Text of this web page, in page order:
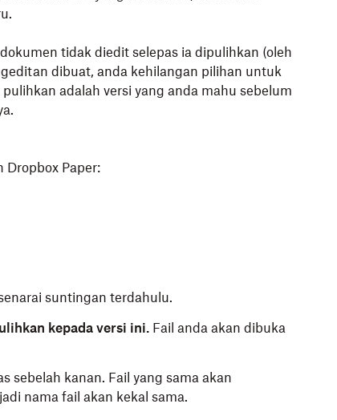
tidak diedit selepas ia dipulihkan (oleh
dibuat, anda kehilangan pilihan untuk
adalah versi yang anda mahu sebelum
Paper:
suntingan terdahulu.
kepada versi ini. Fail anda akan dibuka
sebelah kanan. Fail yang sama akan
nama fail akan kekal sama.